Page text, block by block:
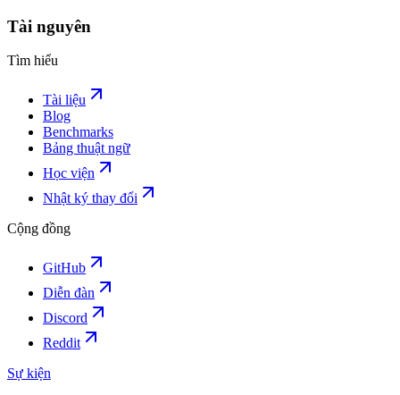
Tài nguyên
Tìm hiểu
Tài liệu
Blog
Benchmarks
Bảng thuật ngữ
Học viện
Nhật ký thay đổi
Cộng đồng
GitHub
Diễn đàn
Discord
Reddit
Sự kiện